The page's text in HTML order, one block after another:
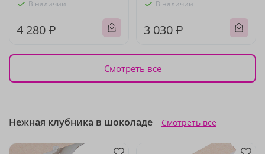
В наличии
4 280 ₽
В наличии
3 030 ₽
Смотреть все
Нежная клубника в шоколаде Смотреть все